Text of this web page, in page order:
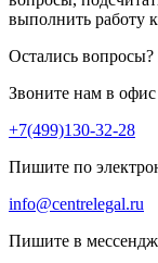
выполнить работу
Остались вопросы?
Звоните нам в офис
+7(499)130-32-28
Пишите по
info@centrelegal.ru
Пишите в